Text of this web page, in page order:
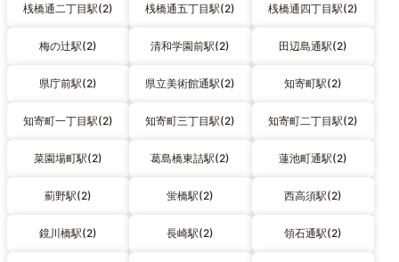
桟橋通二丁目駅(2) 桟橋通五丁目駅(2) 桟橋通四丁目駅(2)
梅の辻駅(2) 清和学園前駅(2) 田辺島通駅(2)
県庁前駅(2) 県立美術館通駅(2) 知寄町駅(2)
知寄町一丁目駅(2) 知寄町三丁目駅(2) 知寄町二丁目駅(2)
菜園場町駅(2) 葛島橋東詰駅(2) 蓮池町通駅(2)
薊野駅(2) 蛍橋駅(2) 西高須駅(2)
鏡川橋駅(2) 長崎駅(2) 領石通駅(2)